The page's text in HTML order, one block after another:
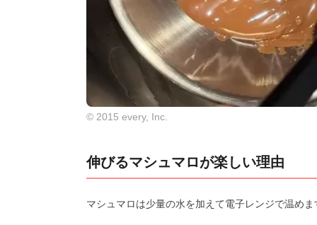
© 2015 every, Inc.
伸びるマシュマロが楽しい理由
マシュマロは少量の水を加えて電子レンジで温めま